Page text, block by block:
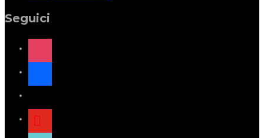
Seguici
instagram
facebook
x
youtube
tiktok